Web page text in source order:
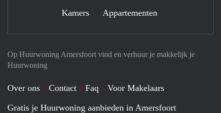
Op Huurwoning Amersfoort vind en verhuur je makkelijk je
Huurwoning
Over ons Contact Faq
Voor Makelaars
Gratis je Huurwoning aanbieden in Amersfoort
Kamers Appartementen